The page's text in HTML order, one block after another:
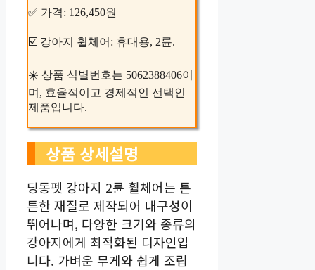
✅ 가격: 126,450원
☑️ 강아지 휠체어: 휴대용, 2륜.
☀️ 상품 식별번호는 5062388406이
며, 효율적이고 경제적인 선택인
제품입니다.
상품 상세설명
딩동펫 강아지 2륜 휠체어는 튼
튼한 재질로 제작되어 내구성이
뛰어나며, 다양한 크기와 종류의
강아지에게 최적화된 디자인입
니다. 가벼운 무게와 쉽게 조립